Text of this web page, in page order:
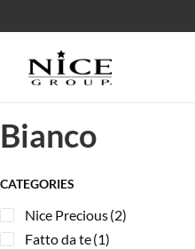
Bianco
CATEGORIES
Nice Precious(2)
Fatto da te(1)